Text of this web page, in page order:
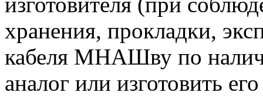
хранения, прокладки,
кабеля МНАШву по
аналог или изготовить